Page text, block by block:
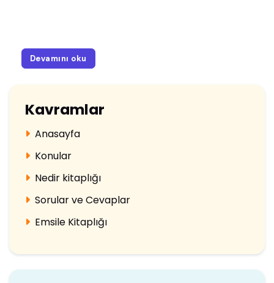
Devamını oku
Kavramlar
Anasayfa
Konular
Nedir kitaplığı
Sorular ve Cevaplar
Emsile Kitaplığı